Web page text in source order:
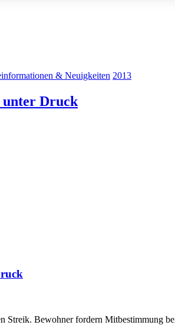
& Neuigkeiten 2013
Druck
Streik. Bewohner fordern Mitbestimmung